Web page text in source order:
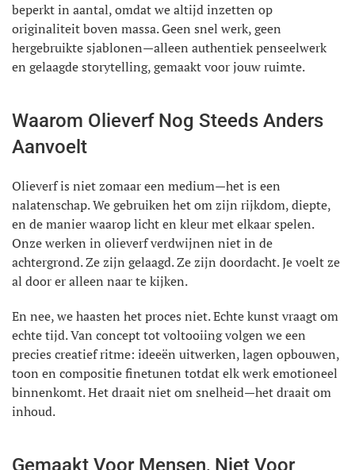
beperkt in aantal, omdat we altijd inzetten op
originaliteit boven massa. Geen snel werk, geen
hergebruikte sjablonen—alleen authentiek penseelwerk
en gelaagde storytelling, gemaakt voor jouw ruimte.
Waarom Olieverf Nog Steeds Anders
Aanvoelt
Olieverf is niet zomaar een medium—het is een
nalatenschap. We gebruiken het om zijn rijkdom, diepte,
en de manier waarop licht en kleur met elkaar spelen.
Onze werken in olieverf verdwijnen niet in de
achtergrond. Ze zijn gelaagd. Ze zijn doordacht. Je voelt ze
al door er alleen naar te kijken.
En nee, we haasten het proces niet. Echte kunst vraagt om
echte tijd. Van concept tot voltooiing volgen we een
precies creatief ritme: ideeën uitwerken, lagen opbouwen,
toon en compositie finetunen totdat elk werk emotioneel
binnenkomt. Het draait niet om snelheid—het draait om
inhoud.
Gemaakt Voor Mensen, Niet Voor